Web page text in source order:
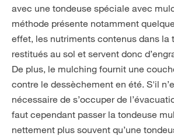
avec une tondeuse spéciale avec
méthode présente notamment
effet, les nutriments contenus dans la
restitués au sol et servent donc
De plus, le mulching fournit une
contre le dessèchement en été. S'il
nécessaire de s’occuper de
faut cependant passer la tondeuse
nettement plus souvent qu’une